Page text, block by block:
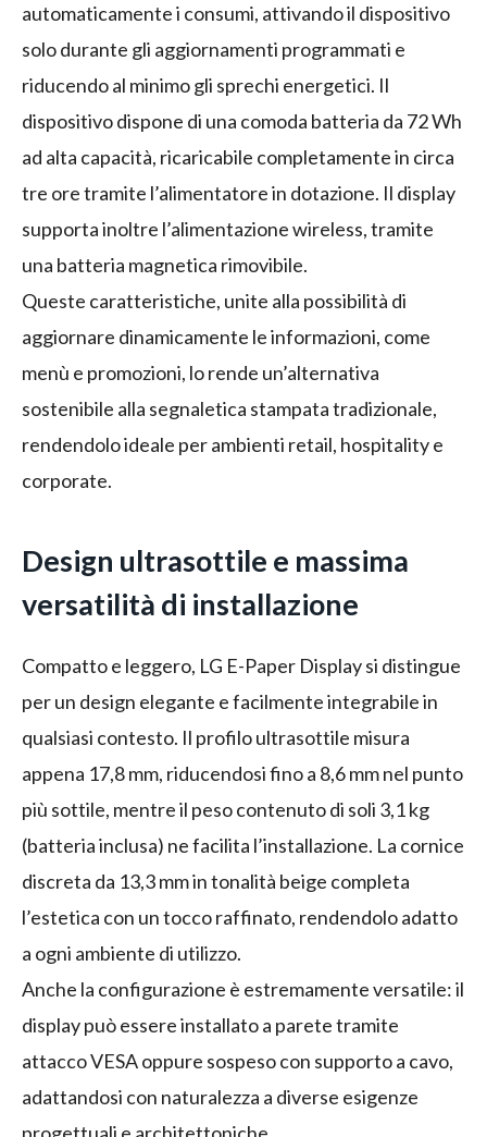
automaticamente i consumi, attivando il dispositivo
solo durante gli aggiornamenti programmati e
riducendo al minimo gli sprechi energetici. Il
dispositivo dispone di una comoda batteria da 72 Wh
ad alta capacità, ricaricabile completamente in circa
tre ore tramite l’alimentatore in dotazione. Il display
supporta inoltre l’alimentazione wireless, tramite
una batteria magnetica rimovibile.
Queste caratteristiche, unite alla possibilità di
aggiornare dinamicamente le informazioni, come
menù e promozioni, lo rende un’alternativa
sostenibile alla segnaletica stampata tradizionale,
rendendolo ideale per ambienti retail, hospitality e
corporate.
Design ultrasottile e massima
versatilità di installazione
Compatto e leggero, LG E-Paper Display si distingue
per un design elegante e facilmente integrabile in
qualsiasi contesto. Il profilo ultrasottile misura
appena 17,8 mm, riducendosi fino a 8,6 mm nel punto
più sottile, mentre il peso contenuto di soli 3,1 kg
(batteria inclusa) ne facilita l’installazione. La cornice
discreta da 13,3 mm in tonalità beige completa
l’estetica con un tocco raffinato, rendendolo adatto
a ogni ambiente di utilizzo.
Anche la configurazione è estremamente versatile: il
display può essere installato a parete tramite
attacco VESA oppure sospeso con supporto a cavo,
adattandosi con naturalezza a diverse esigenze